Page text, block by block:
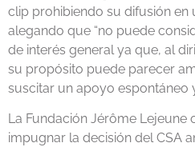
clip prohibiendo su difusión en
alegando que “no puede
de interés general ya que, al
su propósito puede parecer
suscitar un apoyo espontáneo
La Fundación Jérôme Lejeune
impugnar la decisión del CSA